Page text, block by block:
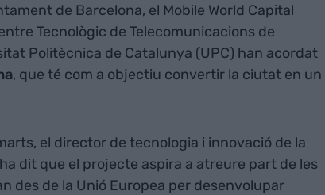
de Barcelona, el Mobile World Capital
Tecnològic de Telecomunicacions de
Politècnica de Catalunya (UPC) han acordat
, que té com a objectiu convertir la ciutat en un
el director de tecnologia i innovació de la
dit que el projecte aspira a atreure part de les
des de la Unió Europea per desenvolupar